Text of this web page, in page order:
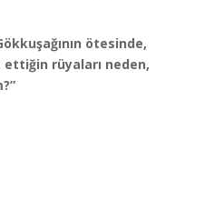
ötesinde,
rüyaları neden,